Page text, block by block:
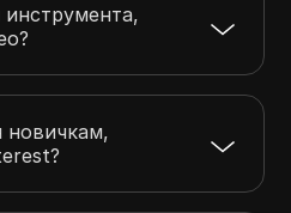
новичкам,